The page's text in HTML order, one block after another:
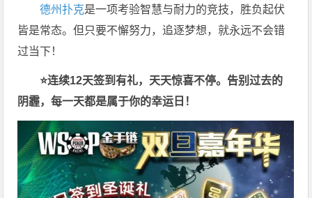
德州扑克是一项考验智慧与耐力的竞技，胜负起伏
皆是常态。但只要不懈努力，追逐梦想，就永远不会错
过当下！
⭐连续12天签到有礼，天天惊喜不停。告别过去的
阴霾，每一天都是属于你的幸运日！